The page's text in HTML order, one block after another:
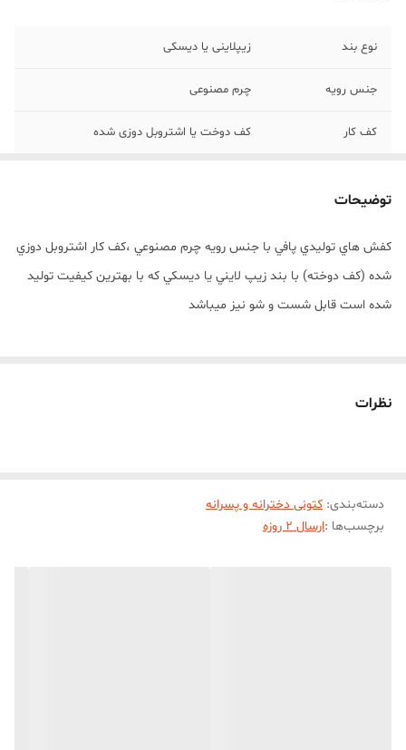
نوع بند زیپلاینی یا دیسکی
جنس رویه چرم مصنوعی
کف کار کف دوخت یا اشتروبل دوزی شده
توضیحات
کفش هاي توليدي پافي با جنس رويه چرم مصنوعي ،کف کار اشتروبل دوزي
شده (کف دوخته) با بند زيپ لايني يا ديسکي که با بهترين کيفيت توليد
شده است قابل شست و شو نیز میباشد
نظرات
دسته‌بندی: کتونی دخترانه و پسرانه
برچسب‌ها :ارسال 2 روزه